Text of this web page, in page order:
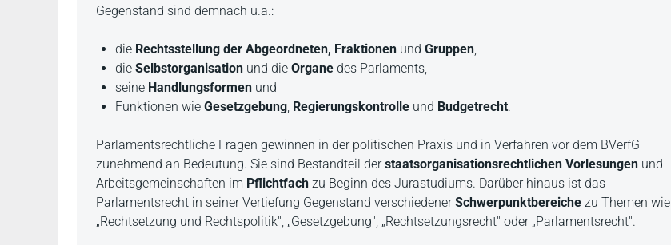
Gegenstand sind demnach u.a.:
die Rechtsstellung der Abgeordneten, Fraktionen und Gruppen,
die Selbstorganisation und die Organe des Parlaments,
seine Handlungsformen und
Funktionen wie Gesetzgebung, Regierungskontrolle und Budgetrecht.
Parlamentsrechtliche Fragen gewinnen in der politischen Praxis und in Verfahren vor dem BVerfG
zunehmend an Bedeutung. Sie sind Bestandteil derstaatsorganisationsrechtlichen Vorlesungen und
Arbeitsgemeinschaften im Pflichtfach zu Beginn des Jurastudiums. Darüber hinaus ist das
Parlamentsrecht in seiner Vertiefung Gegenstand verschiedenerSchwerpunktbereiche zu Themen wie
„Rechtsetzung und Rechtspolitik", „Gesetzgebung", „Rechtsetzungsrecht" oder „Parlamentsrecht".